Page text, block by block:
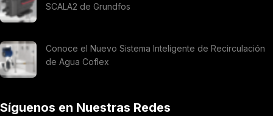
SCALA2 de Grundfos
Conoce el Nuevo Sistema Inteligente de Recirculación
de Agua Coflex
Síguenos en Nuestras Redes